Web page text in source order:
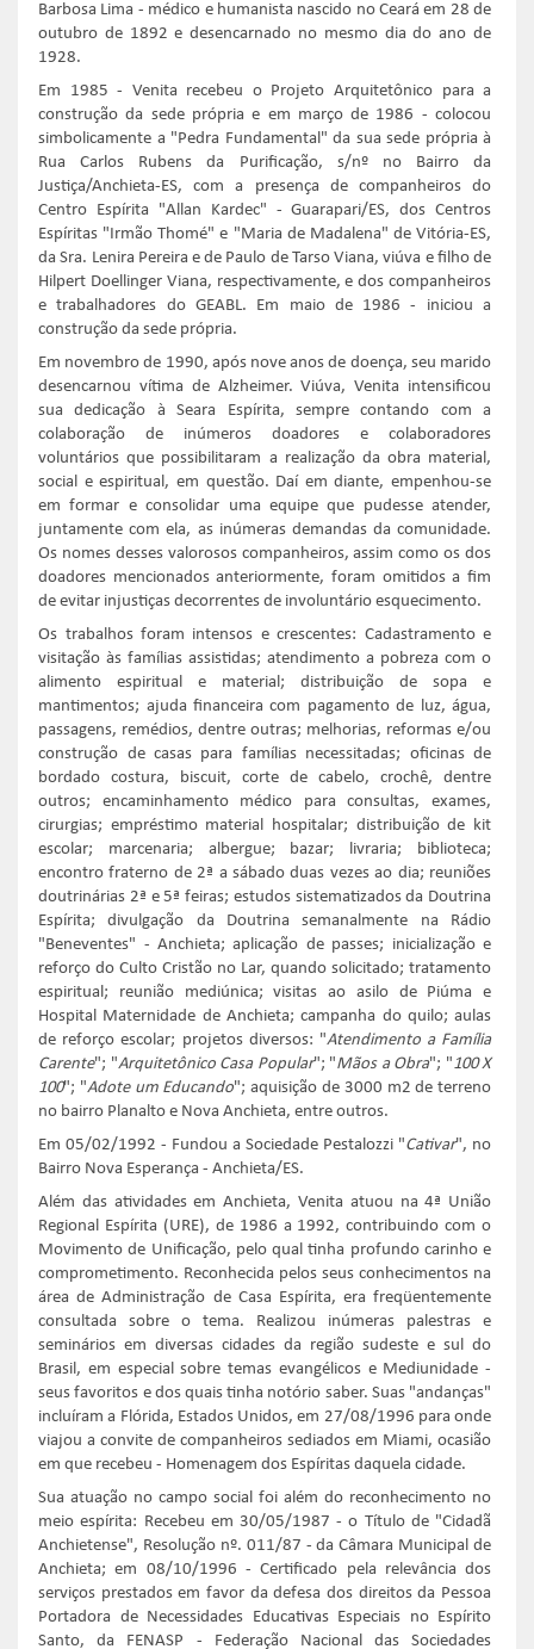
Barbosa Lima - médico e humanista nascido no Ceará em 28 de
outubro de 1892 e desencarnado no mesmo dia do ano de
1928.
Em 1985 - Venita recebeu o Projeto Arquitetônico para a
construção da sede própria e em março de 1986 - colocou
simbolicamente a "Pedra Fundamental" da sua sede própria à
Rua Carlos Rubens da Purificação, s/nº no Bairro da
Justiça/Anchieta-ES, com a presença de companheiros do
Centro Espírita "Allan Kardec" - Guarapari/ES, dos Centros
Espíritas "Irmão Thomé" e "Maria de Madalena" de Vitória-ES,
da Sra. Lenira Pereira e de Paulo de Tarso Viana, viúva e filho de
Hilpert Doellinger Viana, respectivamente, e dos companheiros
e trabalhadores do GEABL. Em maio de 1986 - iniciou a
construção da sede própria.
Em novembro de 1990, após nove anos de doença, seu marido
desencarnou vítima de Alzheimer. Viúva, Venita intensificou
sua dedicação à Seara Espírita, sempre contando com a
colaboração de inúmeros doadores e colaboradores
voluntários que possibilitaram a realização da obra material,
social e espiritual, em questão. Daí em diante, empenhou-se
em formar e consolidar uma equipe que pudesse atender,
juntamente com ela, as inúmeras demandas da comunidade.
Os nomes desses valorosos companheiros, assim como os dos
doadores mencionados anteriormente, foram omitidos a fim
de evitar injustiças decorrentes de involuntário esquecimento.
Os trabalhos foram intensos e crescentes: Cadastramento e
visitação às famílias assistidas; atendimento a pobreza com o
alimento espiritual e material; distribuição de sopa e
mantimentos; ajuda financeira com pagamento de luz, água,
passagens, remédios, dentre outras; melhorias, reformas e/ou
construção de casas para famílias necessitadas; oficinas de
bordado costura, biscuit, corte de cabelo, crochê, dentre
outros; encaminhamento médico para consultas, exames,
cirurgias; empréstimo material hospitalar; distribuição de kit
escolar; marcenaria; albergue; bazar; livraria; biblioteca;
encontro fraterno de 2ª a sábado duas vezes ao dia; reuniões
doutrinárias 2ª e 5ª feiras; estudos sistematizados da Doutrina
Espírita; divulgação da Doutrina semanalmente na Rádio
"Beneventes" - Anchieta; aplicação de passes; inicialização e
reforço do Culto Cristão no Lar, quando solicitado; tratamento
espiritual; reunião mediúnica; visitas ao asilo de Piúma e
Hospital Maternidade de Anchieta; campanha do quilo; aulas
de reforço escolar; projetos diversos: "Atendimento a Família
Carente"; "Arquitetônico Casa Popular"; "Mãos a Obra"; "100 X
100"; "Adote um Educando"; aquisição de 3000 m2 de terreno
no bairro Planalto e Nova Anchieta, entre outros.
Em 05/02/1992 - Fundou a Sociedade Pestalozzi "Cativar", no
Bairro Nova Esperança - Anchieta/ES.
Além das atividades em Anchieta, Venita atuou na 4ª União
Regional Espírita (URE), de 1986 a 1992, contribuindo com o
Movimento de Unificação, pelo qual tinha profundo carinho e
comprometimento. Reconhecida pelos seus conhecimentos na
área de Administração de Casa Espírita, era freqüentemente
consultada sobre o tema. Realizou inúmeras palestras e
seminários em diversas cidades da região sudeste e sul do
Brasil, em especial sobre temas evangélicos e Mediunidade -
seus favoritos e dos quais tinha notório saber. Suas "andanças"
incluíram a Flórida, Estados Unidos, em 27/08/1996 para onde
viajou a convite de companheiros sediados em Miami, ocasião
em que recebeu - Homenagem dos Espíritas daquela cidade.
Sua atuação no campo social foi além do reconhecimento no
meio espírita: Recebeu em 30/05/1987 - o Título de "Cidadã
Anchietense", Resolução nº. 011/87 - da Câmara Municipal de
Anchieta; em 08/10/1996 - Certificado pela relevância dos
serviços prestados em favor da defesa dos direitos da Pessoa
Portadora de Necessidades Educativas Especiais no Espírito
Santo, da FENASP - Federação Nacional das Sociedades